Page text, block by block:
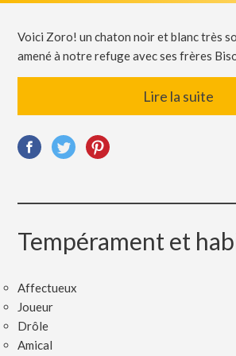
Voici Zoro! un chaton noir et blanc très
amené à notre refuge avec ses frères
Lire la suite
Tempérament et
Affectueux
Joueur
Drôle
Amical